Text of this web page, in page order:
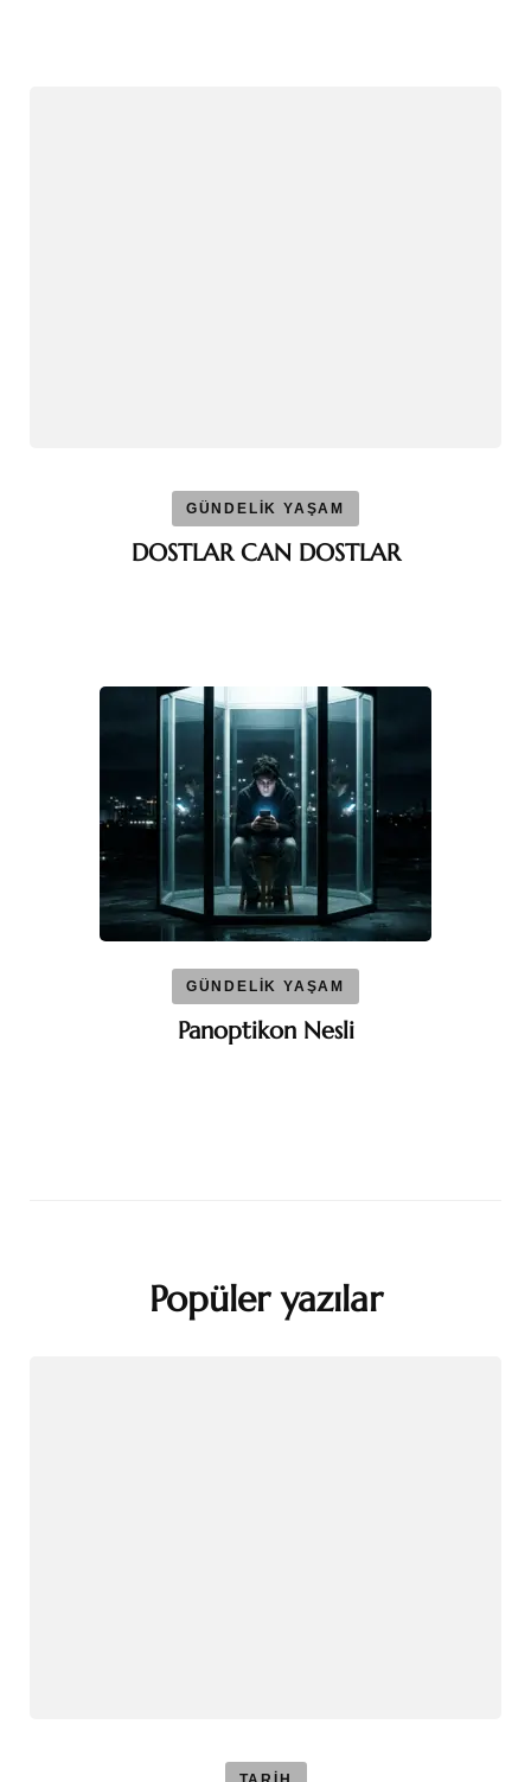
GÜNDELİK YAŞAM
DOSTLAR CAN DOSTLAR
GÜNDELİK YAŞAM
Panoptikon Nesli
Popüler yazılar